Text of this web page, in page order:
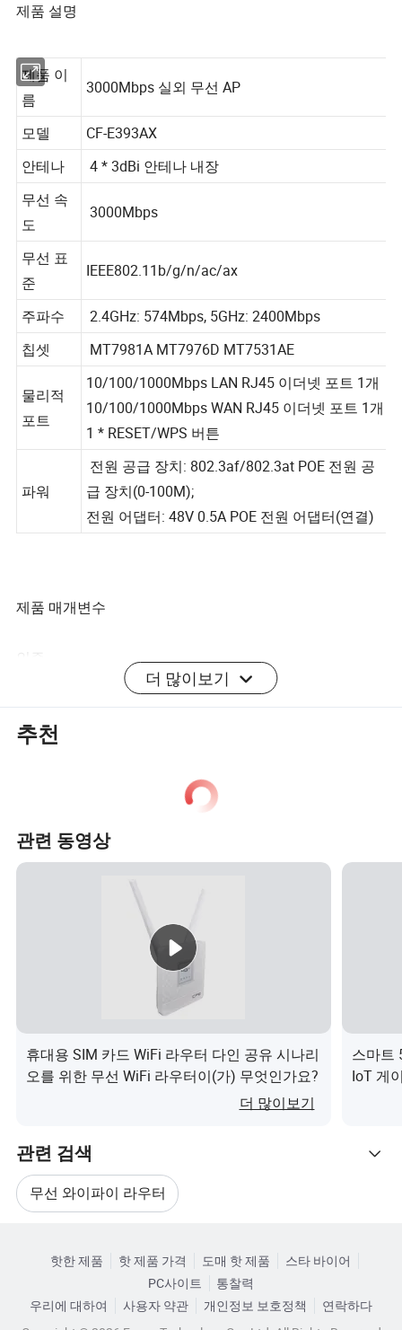
제품 설명
제품 이
름
모델
CF-E393AX
안테나
4 * 3dBi 안테나 내장
무선 속
도
무선 표
준
주파수 2.4GHz: 574Mbps, 5GHz: 2400Mbps
칩셋 MT7981A MT7976D MT7531AE
물리적
10/100/1000Mbps LAN RJ45 이더넷 포트 1개
10/100/1000Mbps WAN RJ45 이더넷 포트 1개
1 * RESET/WPS 버튼
전원 공급 장치: 802.3af/802.3at POE 전원 공
급 장치(0-100M);
제품 매개변수
Shenzhen Four Seas Global Link Network Technology Co.,
Ltd는 2009년에 설립되었으며, 홍콩과 인접한 Shenzhen에
트워크에 세계적으로 인정받는 브랜드 "COMFAST"를 구축
제품 산업.
당사 제품은 주로 무선 USB 어댑터, 무선 AP, 무선 라우터,
스위치, 무선 안테나, 등
대부분의 경우 CE/RoHS/FCC에서 승인했습니다. 당사는
위 50개 국가에 장치를 수출했습니다.
20명 이상의 엔지니어로 구성된 자체 R&D 팀이 있습니다.
OEM 및 ODM 서비스를 제공합니다.
유럽, 미주, 중동, S.E, 아시아, 호주 등 무선 네트워크 제품
중 신뢰할 수 있는 공급업체로 선정된 것을 자랑스럽게 생
"탁월하고 창조적이 되라"는 우리의 회사 정신은 언제나 그
러했습니다. 우리는 이를 고수할 것이며 우리의 존경을 받
는 고객을 위해 좋은 제품과 서비스를 제공할 것입니다.
1.귀사는 무역 회사 또는 제조업체입니까? 자체 로고와 라
벨을 사용할 수 있습니까?
더 많이보기
추천
관련 동영상
휴대용 SIM 카드 WiFi 라우터 다인 공유 시나리
오를 위한 무선 WiFi 라우터이(가) 무엇인가요?
더 많이보기
스마트
IoT 게
관련 검색
무선 와이파이 라우터
무선 와이파이 스피커 무선 접속 포트
카테고리로 찾아보기
핫한 제품 핫 제품 가격 도매 핫 제품
스타 바이어
PC사이트
통찰력
우리에 대하여
사용자 약관 개인정보 보호정책
연락하다